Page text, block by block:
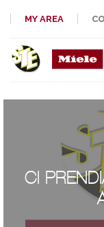
MY AREA
CI